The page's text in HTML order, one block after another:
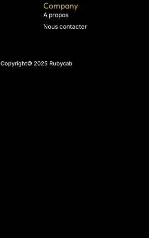
Company
A propos
Nous contacter
Copyright© 2025 Rubycab